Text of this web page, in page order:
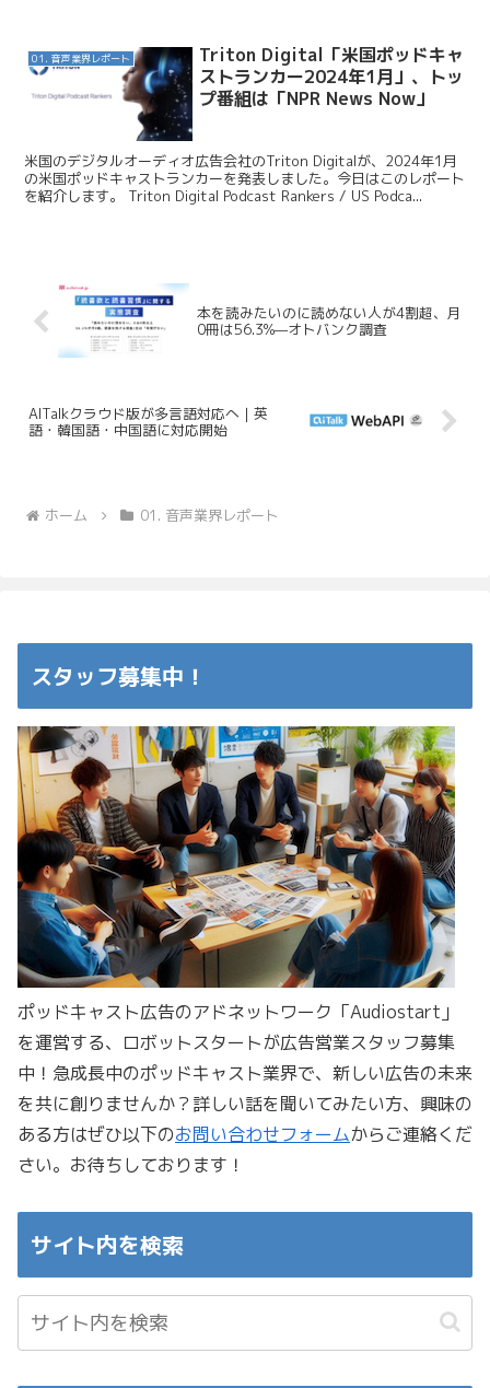
01. 音声業界レポート
Triton Digital「米国ポッドキャ
ストランカー2024年1月」、トッ
プ番組は「NPR News Now」
米国のデジタルオーディオ広告会社のTriton Digitalが、2024年1月
の米国ポッドキャストランカーを発表しました。今日はこのレポート
を紹介します。 Triton Digital Podcast Rankers / US Podca...
本を読みたいのに読めない人が4割超、月
0冊は56.3%—オトバンク調査
AITalkクラウド版が多言語対応へ｜英
語・韓国語・中国語に対応開始
ホーム 01. 音声業界レポート
スタッフ募集中！
ポッドキャスト広告のアドネットワーク「Audiostart」
を運営する、ロボットスタートが広告営業スタッフ募集
中！急成長中のポッドキャスト業界で、新しい広告の未来
を共に創りませんか？詳しい話を聞いてみたい方、興味の
ある方はぜひ以下のお問い合わせフォームからご連絡くだ
さい。お待ちしております！
サイト内を検索